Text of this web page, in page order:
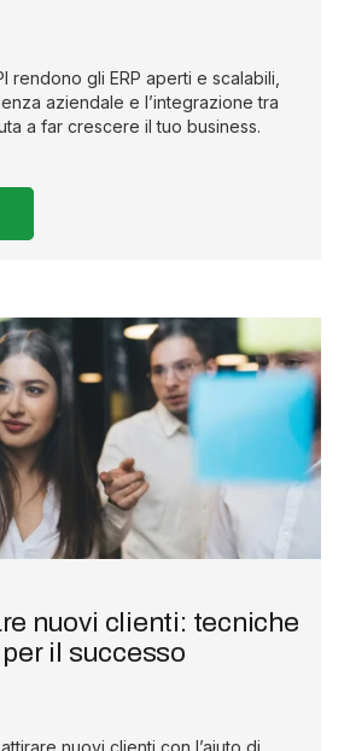
rendono gli ERP aperti e scalabili,
aziendale e l’integrazione tra
a far crescere il tuo business.
nuovi clienti: tecniche
il successo